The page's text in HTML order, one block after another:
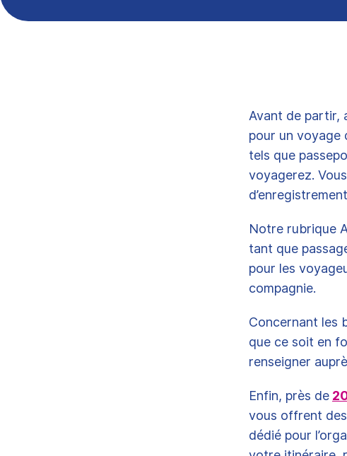
Avant de partir,
pour un voyage
tels que
voyagerez.
Notre rubrique
tant que
pour les
compagnie.
Concernant les
que ce soit en
renseigner
Enfin, près de
vous offrent
dédié pour